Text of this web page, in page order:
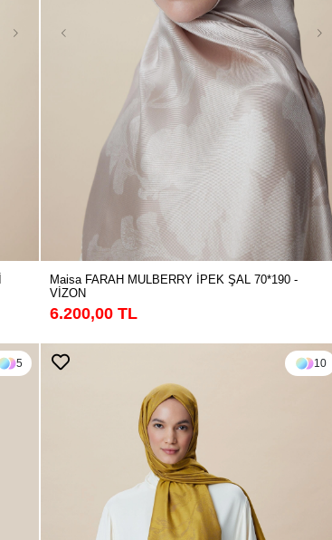
Maisa FARAH MULBERRY İPEK ŞAL 70*190 -
VİZON
6.200,00 TL
5 10